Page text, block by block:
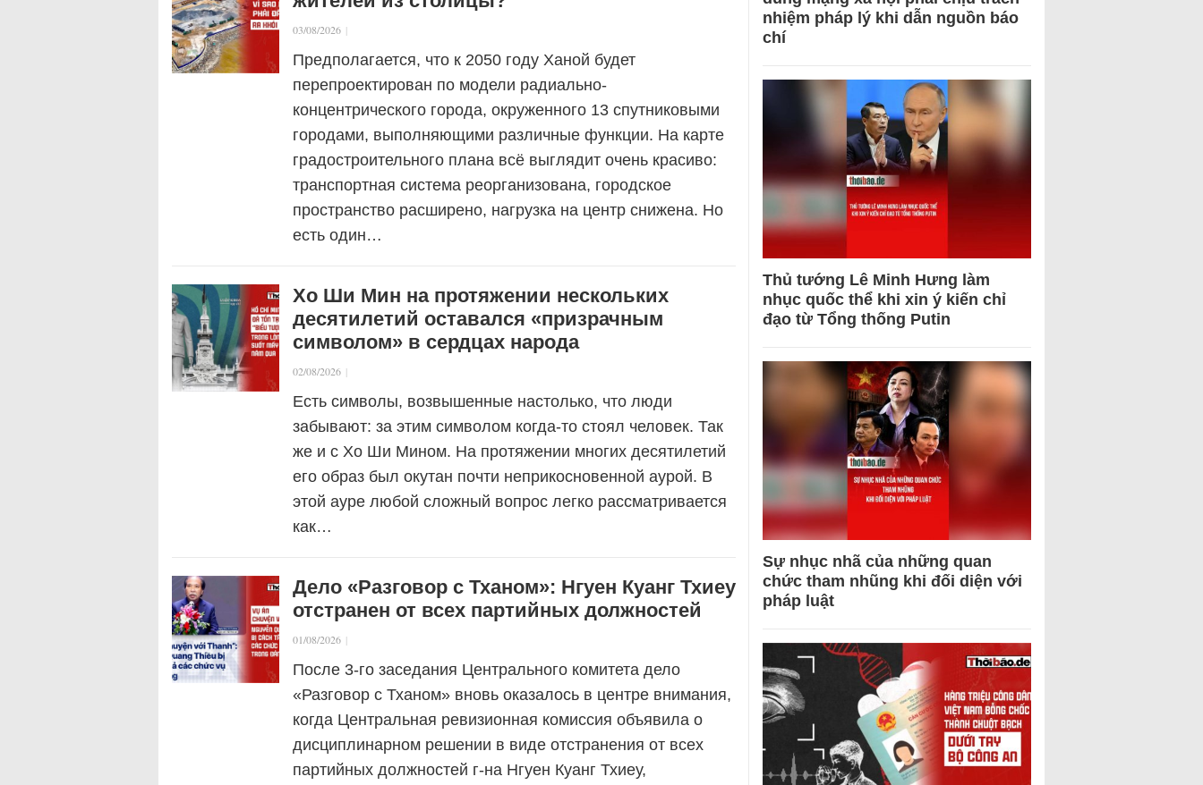
03/08/2026 |
Предполагается, что к 2050 году Ханой будет
перепроектирован по модели радиально-
концентрического города, окруженного 13 спутниковыми
городами, выполняющими различные функции. На карте
градостроительного плана всё выглядит очень красиво:
транспортная система реорганизована, городское
пространство расширено, нагрузка на центр снижена. Но
есть один…
Хо Ши Мин на протяжении нескольких
десятилетий оставался «призрачным
символом» в сердцах народа
02/08/2026 |
Есть символы, возвышенные настолько, что люди
забывают: за этим символом когда-то стоял человек. Так
же и с Хо Ши Мином. На протяжении многих десятилетий
его образ был окутан почти неприкосновенной аурой. В
этой ауре любой сложный вопрос легко рассматривается
как…
Дело «Разговор с Тханом»: Нгуен Куанг Тхиеу
отстранен от всех партийных должностей
01/08/2026 |
После 3-го заседания Центрального комитета дело
«Разговор с Тханом» вновь оказалось в центре внимания,
когда Центральная ревизионная комиссия объявила о
дисциплинарном решении в виде отстранения от всех
партийных должностей г-на Нгуен Куанг Тхиеу,
nhiệm pháp lý khi dẫn nguồn báo
chí
Thủ tướng Lê Minh Hưng làm
nhục quốc thể khi xin ý kiến chỉ
đạo từ Tổng thống Putin
Sự nhục nhã của những quan
chức tham nhũng khi đối diện với
pháp luật